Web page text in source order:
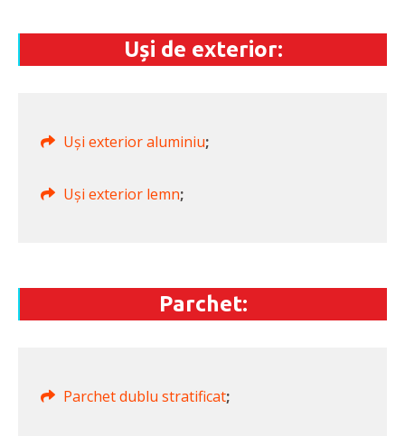
Uși de exterior:
Uși exterior aluminiu;
Uși exterior lemn;
Parchet:
Parchet dublu stratificat;